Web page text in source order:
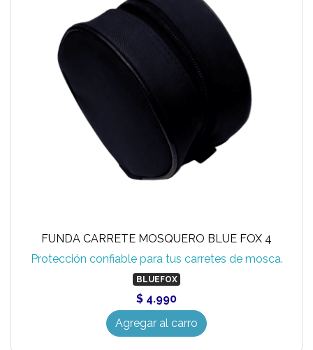
FUNDA CARRETE MOSQUERO BLUE FOX 4
Protección confiable para tus carretes de mosca.
BLUEFOX
$ 4.990
Agregar al carro